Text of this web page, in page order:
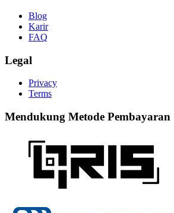
Blog
Karir
FAQ
Legal
Privacy
Terms
Mendukung Metode Pembayaran